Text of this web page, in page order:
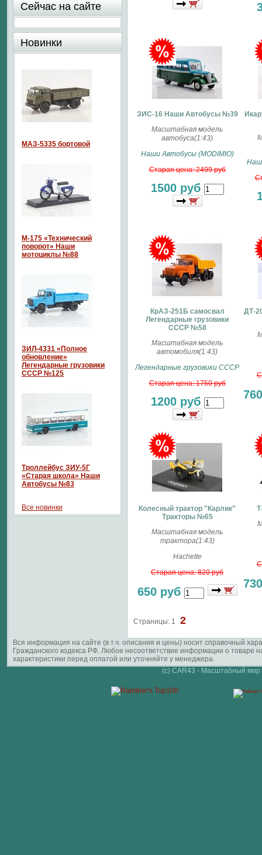
ЗИС-16 Наши Автобусы №39
Масштабная модель
автобуса(1:43)
Наши Автобусы (MODIMIO)
Старая цена: 2499 руб
1500 руб
КрАЗ-251Б самосвал
Легендарные грузовики
СССР №58
Масштабная модель
автомобиля(1:43)
Легендарные грузовики СССР
Старая цена: 1750 руб
1200 руб
ДТ-
Колесный трактор "Карлик"
Тракторы №65
Масштабная модель
трактора(1:43)
Hachette
Старая цена: 820 руб
650 руб
Страницы: 1 2
Сейчас на сайте
Новинки
МАЗ-5335 бортовой
М-175 «Технический
поворот» Наши
мотоциклы №88
ЗИЛ-4331 «Полное
обновление»
Легендарные грузовики
СССР №125
Троллейбус ЗИУ-5Г
«Старая школа» Наши
Автобусы №83
Все новинки
Вся информация на сайте (в т.ч. описания и цены) носит справочный
Гражданского кодекса РФ. Любое несоответствие информации о
характеристики перед оплатой или уточняйте у менеджера.
(c) CAR43 - Масштабный мир